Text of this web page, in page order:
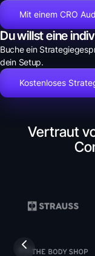
Mit einem CRO
Du willst eine
Buche ein
dein Setup.
Kostenloses
Vertraut